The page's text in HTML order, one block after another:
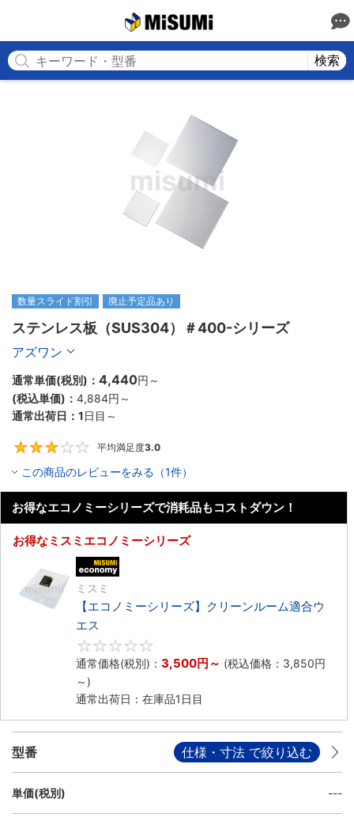
検索
数量スライド割引 廃止予定品あり
ステンレス板（SUS304）＃400-シリーズ
アズワン
通常単価(税別)： 4,440円 ～
(税込単価)： 4,884円 ～
通常出荷日： 1日目～
平均満足度3.0
この商品のレビューをみる（1件）
お得なエコノミーシリーズで消耗品もコストダウン！
お得なミスミエコノミーシリーズ
ミスミ
【エコノミーシリーズ】クリーンルーム適合ウ
エス
通常価格(税別)： 3,500円 ～ (税込価格： 3,850円
～)
通常出荷日：在庫品1日目
型番 仕様・寸法 で絞り込む
単価(税別) ---